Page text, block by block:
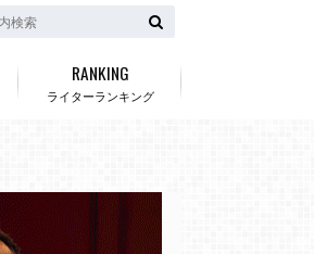
ライターランキング
RANKING